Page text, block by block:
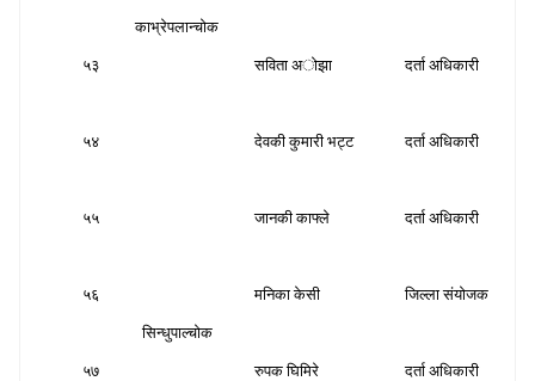
काभ्रेपलान्चोक
५३ सविता अोझा दर्ता अधिकारी
५४ देवकी कुमारी भट्ट दर्ता अधिकारी
५५ जानकी काफ्ले दर्ता अधिकारी
५६
सिन्धुपाल्चोक
मनिका केसी जिल्ला संयोजक
५७ रुपक घिमिरे दर्ता अधिकारी